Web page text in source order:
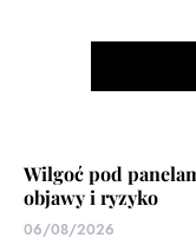
Wilgoć pod
objawy i ryzyko
06/08/2026